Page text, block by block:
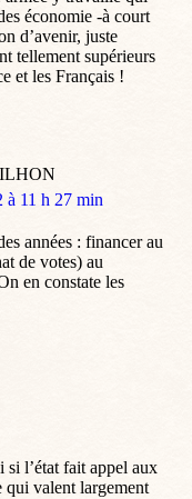
économie -à court
d’avenir, juste
tellement supérieurs
et les Français !
à 11 h 27 min
années : financer au
de votes) au
en constate les
si l’état fait appel aux
qui valent largement